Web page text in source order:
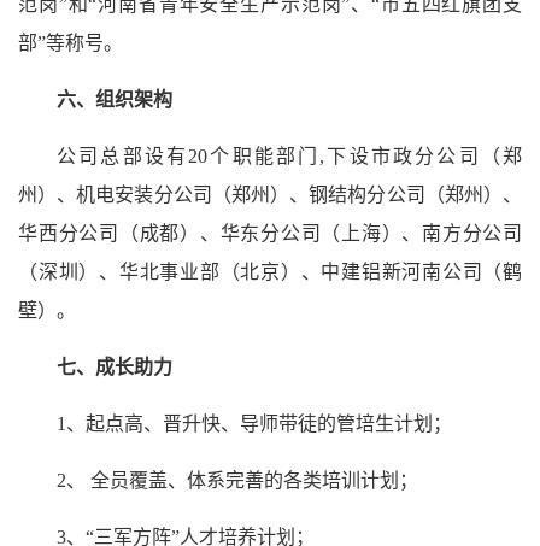
范岗”和“河南省青年安全生产示范岗”、“市五四红旗团支
部”等称号。
六、组织架构
公司总部设有20个职能部门,下设市政分公司（郑
州）、机电安装分公司（郑州）、钢结构分公司（郑州）、
华西分公司（成都）、华东分公司（上海）、南方分公司
（深圳）、华北事业部（北京）、中建铝新河南公司（鹤
壁）。
七、 成长助力
1、起点高、晋升快、导师带徒的管培生计划；
2、 全员覆盖、体系完善的各类培训计划；
3、“三军方阵”人才培养计划；